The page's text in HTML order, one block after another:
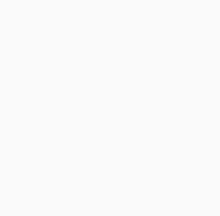
Уоллисом и представлен в